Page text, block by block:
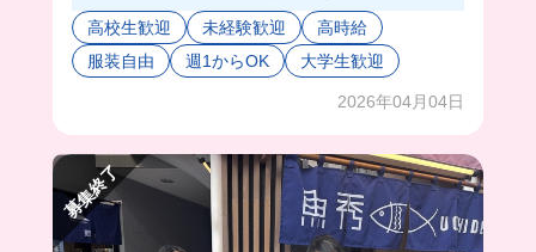
も置いてあるの👀🍜
働いてるスタッフさんみんなフレンドリーで、す
ぐ馴染めそうな感じ😚💫
高校生歓迎 未経験歓迎
高時給
服装自由
週1からOK 大学生歓迎
2026年04月04日
募集終了